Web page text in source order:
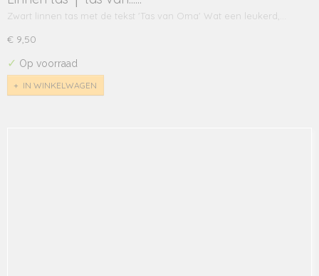
Zwart linnen tas met de tekst 'Tas van Oma' Wat een leukerd,…
€ 9,50
✓ Op voorraad
IN WINKELWAGEN